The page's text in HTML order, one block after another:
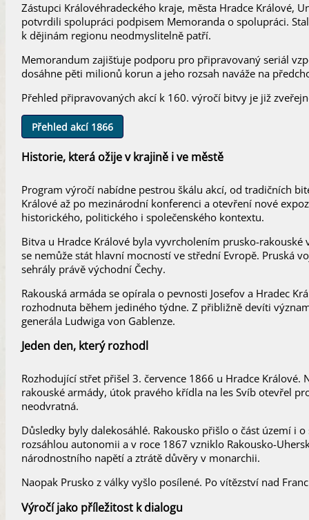
Zástupci Královéhradeckého kraje, města Hradce Králové,
potvrdili spolupráci podpisem Memoranda o spolupráci.
k dějinám regionu neodmyslitelně patří.
Memorandum zajišťuje podporu pro připravovaný seriál
dosáhne pěti milionů korun a jeho rozsah naváže na
Přehled připravovaných akcí k 160. výročí bitvy je již
Přehled akcí 1866
Historie, která ožije v krajině i ve městě
Program výročí nabídne pestrou škálu akcí, od tradičních
Králové až po mezinárodní konferenci a otevření nové
historického, politického i společenského kontextu.
Bitva u Hradce Králové byla vyvrcholením prusko-
se nemůže stát hlavní mocností ve střední Evropě. Pruská
sehrály právě východní Čechy.
Rakouská armáda se opírala o pevnosti Josefov a Hradec
rozhodnuta během jediného týdne. Z přibližně devíti
generála Ludwiga von Gablenze.
Jeden den, který rozhodl
Rozhodující střet přišel 3. července 1866 u Hradce
rakouské armády, útok pravého křídla na les Svíb otevřel
neodvratná.
Důsledky byly dalekosáhlé. Rakousko přišlo o část území i
rozsáhlou autonomii a v roce 1867 vzniklo Rakousko-
národnostního napětí a ztrátě důvěry v monarchii.
Naopak Prusko z války vyšlo posílené. Po vítězství nad
Výročí jako příležitost k dialogu